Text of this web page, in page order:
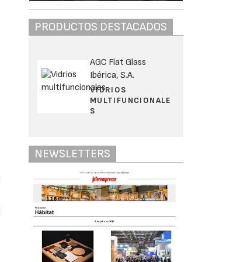
PRODUCTOS DESTACADOS
AGC Flat Glass
Ibérica, S.A.
VIDRIOS
MULTIFUNCIONALE
S
NEWSLETTERS